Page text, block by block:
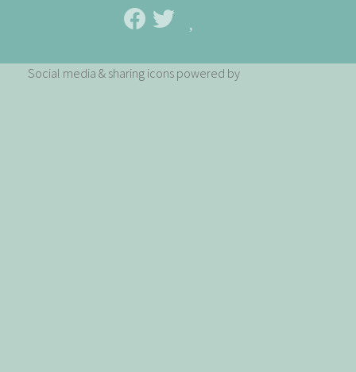
Social media & sharing icons powered by